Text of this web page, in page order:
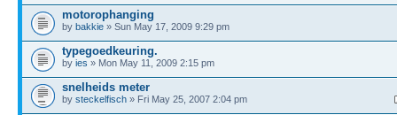
motorophanging
by bakkie » Sun May 17, 2009 9:29 pm
typegoedkeuring.
by ies » Mon May 11, 2009 2:15 pm
snelheids meter
by steckelfisch » Fri May 25, 2007 2:04 pm